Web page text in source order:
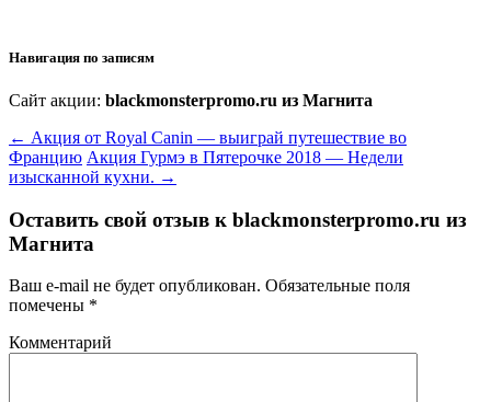
Навигация по записям
Сайт акции: blackmonsterpromo.ru из Магнита
← Акция от Royal Canin — выиграй путешествие во
Францию Акция Гурмэ в Пятерочке 2018 — Недели
изысканной кухни. →
Оставить свой отзыв к blackmonsterpromo.ru из
Магнита
Ваш e-mail не будет опубликован. Обязательные поля
помечены *
Комментарий